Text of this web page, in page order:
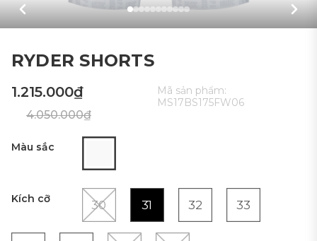
RYDER SHORTS
1.215.000₫
4.050.000₫
Mã sản phẩm:
MS17BS175FW06
Màu sắc
Kích cỡ 30 31 32 33